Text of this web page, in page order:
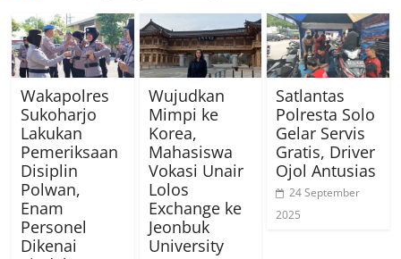
Wakapolres
Sukoharjo
Lakukan
Pemeriksaan
Disiplin
Polwan,
Enam
Personel
Dikenai
Wujudkan
Mimpi ke
Korea,
Mahasiswa
Vokasi Unair
Lolos
Exchange ke
Jeonbuk
University
Satlantas
Polresta Solo
Gelar Servis
Gratis, Driver
Ojol Antusias
24 September
2025